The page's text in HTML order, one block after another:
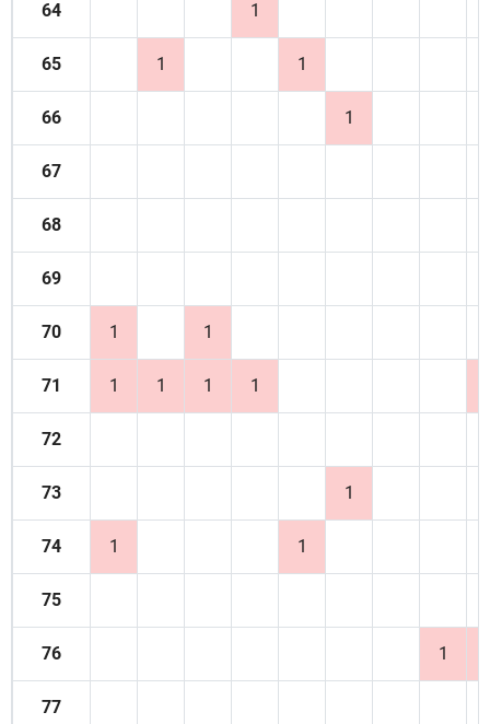
64 1
65 1 1
66 1
67
68
69
70 1 1
71 1 1 1 1
72
73 1
74 1 1
75
76 1
77